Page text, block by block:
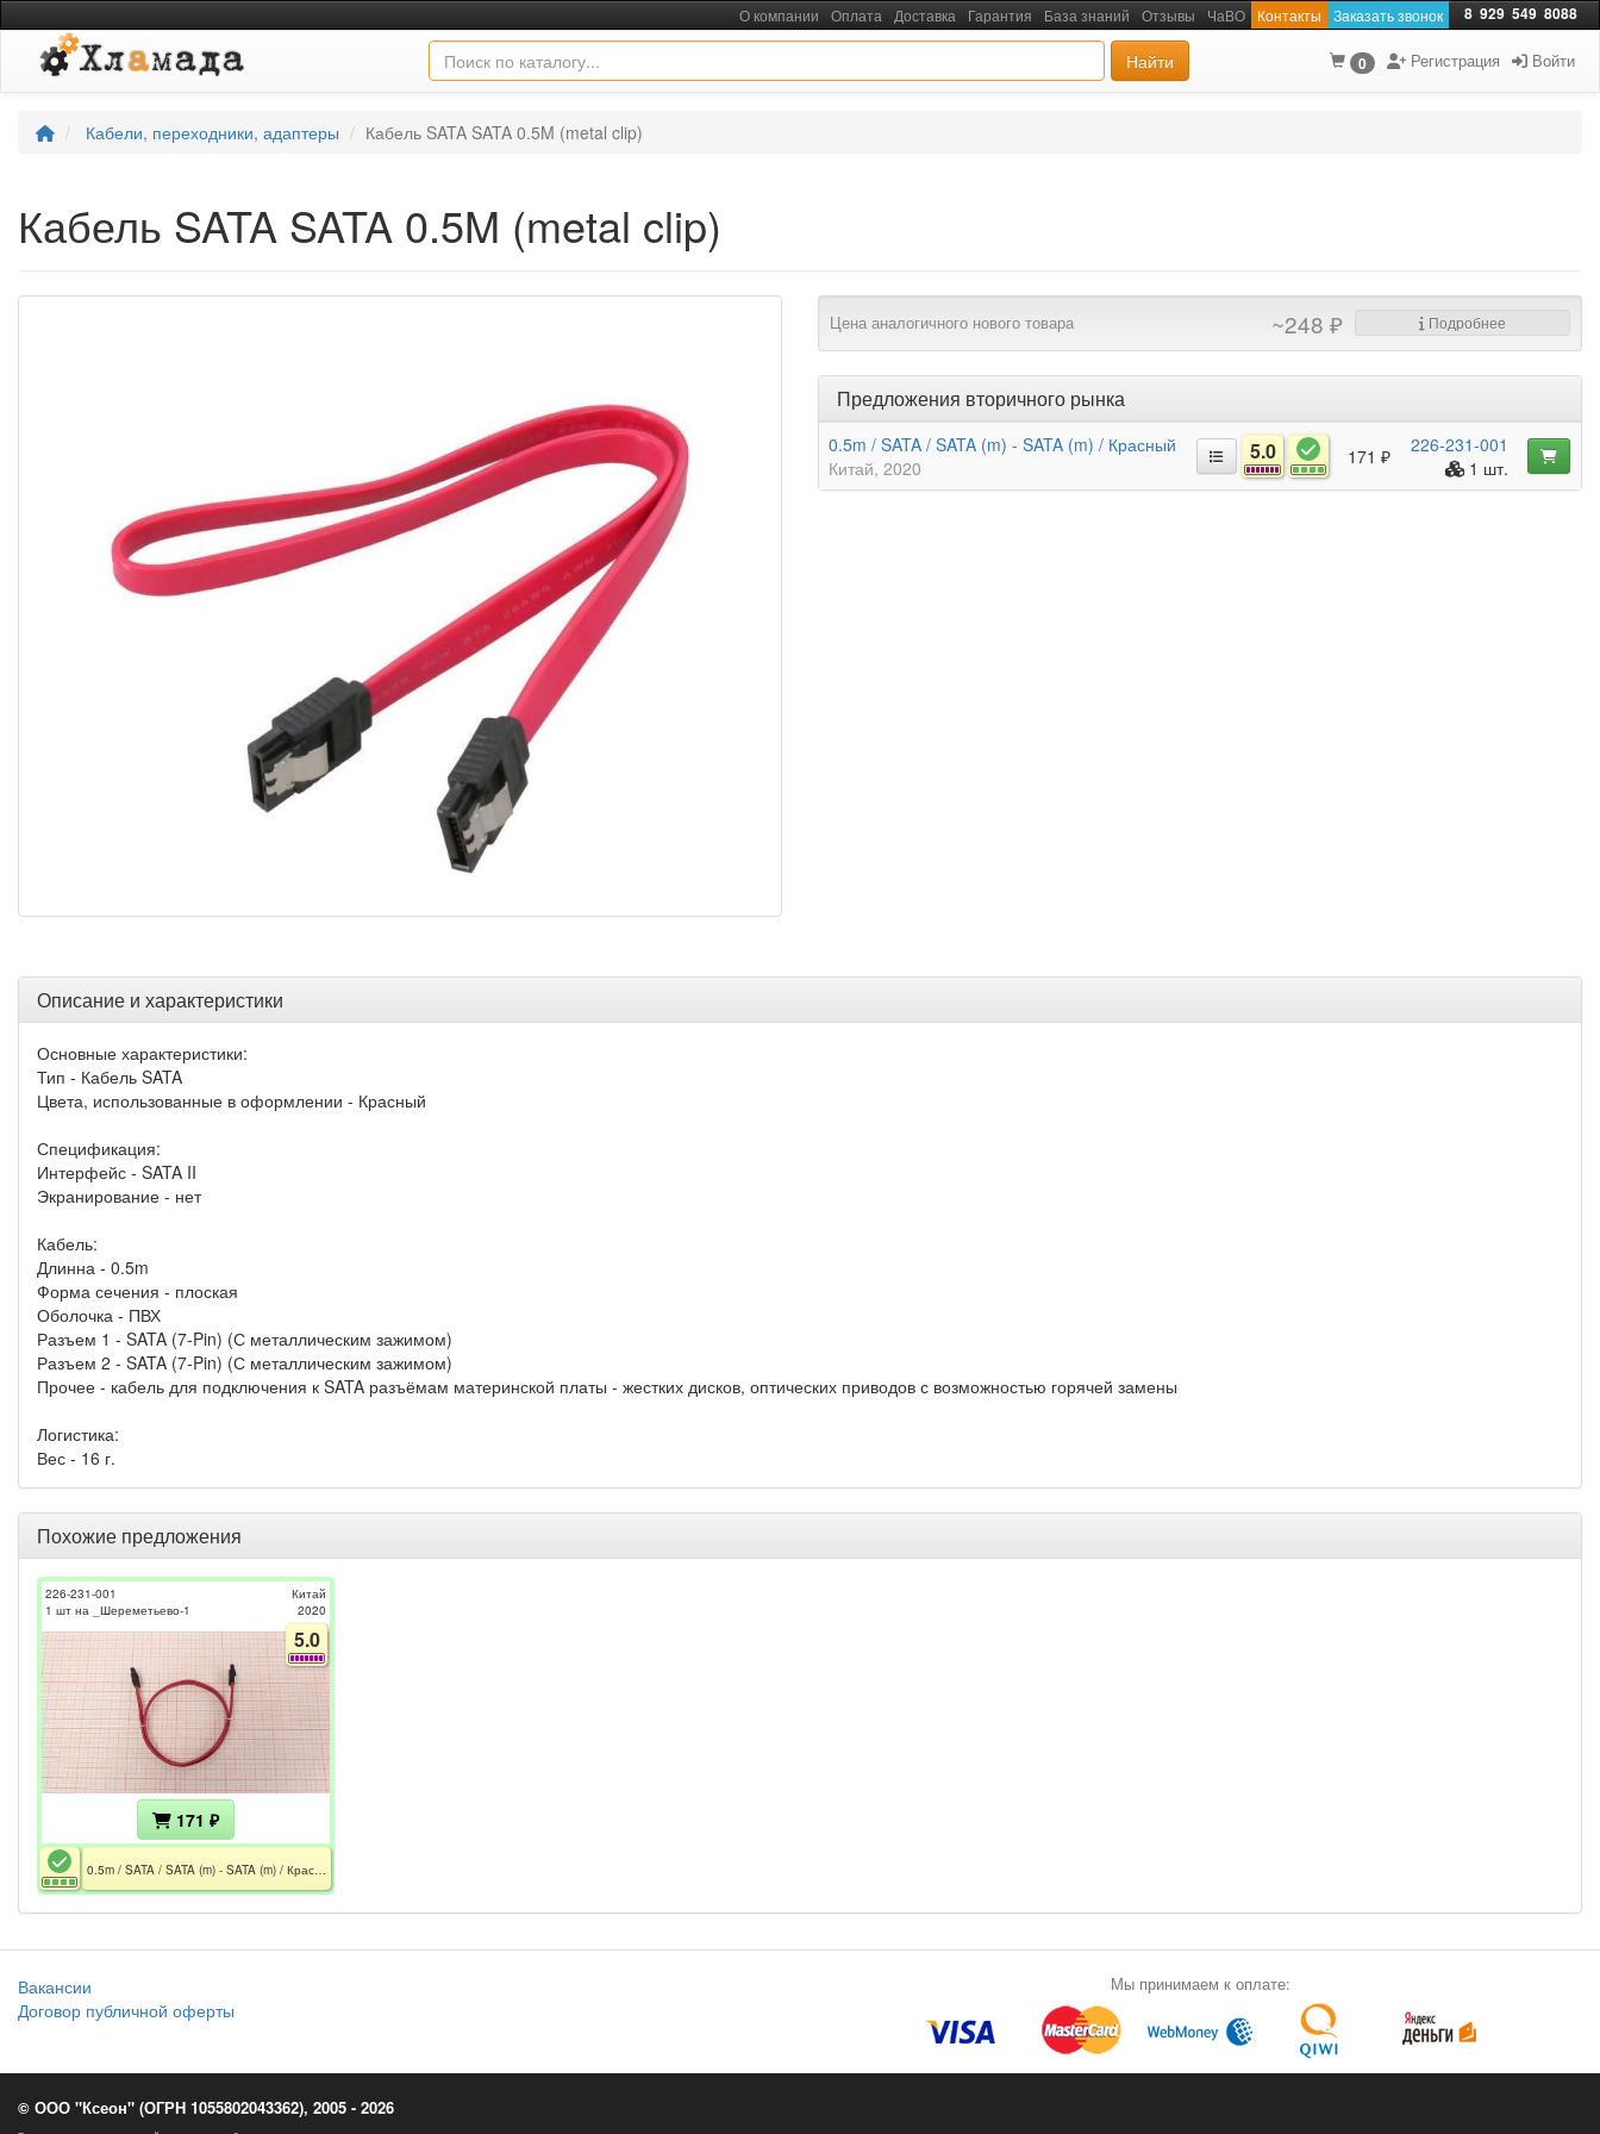
О компании Оплата Доставка Гарантия База знаний Отзывы ЧаВО Контакты Заказать звонок 8 929 549 8088
Найти 0 Регистрация Войти
Кабели, переходники, адаптеры Кабель SATA SATA 0.5M (metal clip)
Кабель SATA SATA 0.5M (metal clip)
Цена аналогичного нового товара ~248 ₽ Подробнее
Предложения вторичного рынка
0.5m / SATA / SATA (m) - SATA (m) / Красный
Китай 2020
5.0 171 ₽
226-231-001
1 шт.
Описание и характеристики
Основные характеристики:
Тип - Кабель SATA
Цвета, использованные в оформлении - Красный
Спецификация:
Интерфейс - SATA II
Экранирование - нет
Кабель:
Длинна - 0.5m
Форма сечения - плоская
Оболочка - ПВХ
Разъем 1 - SATA (7-Pin) (С металлическим зажимом)
Разъем 2 - SATA (7-Pin) (С металлическим зажимом)
Прочее - кабель для подключения к SATA разъёмам материнской платы - жестких дисков, оптических приводов с возможностью горячей замены
Логистика:
Вес - 16 г.
Похожие предложения
226-231-001
1 шт на _Шереметьево-1
Китай
2020
5.0
171 ₽
Вакансии
Договор публичной оферты
Мы принимаем к оплате:
© ООО "Ксеон" (ОГРН 1055802043362), 2005 - 2026